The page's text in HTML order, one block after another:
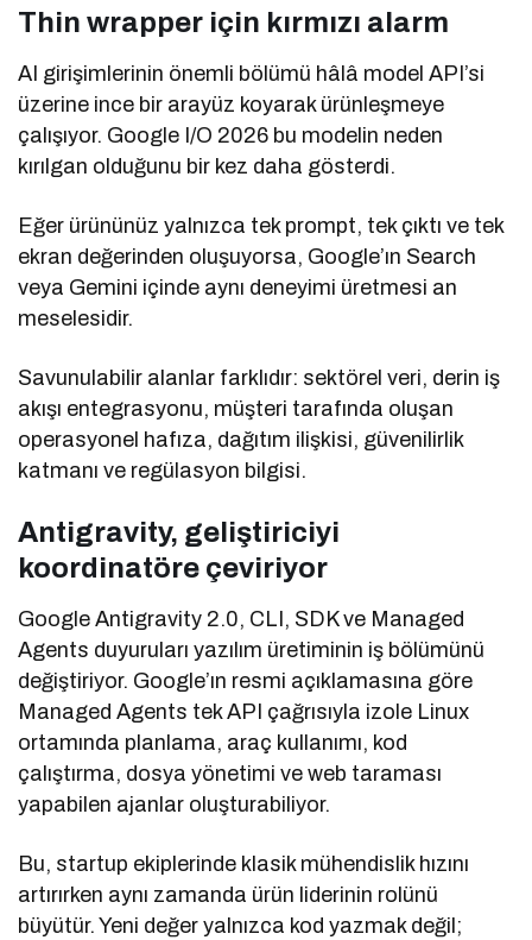
Thin wrapper için kırmızı alarm
AI girişimlerinin önemli bölümü hâlâ model API’si
üzerine ince bir arayüz koyarak ürünleşmeye
çalışıyor. Google I/O 2026 bu modelin neden
kırılgan olduğunu bir kez daha gösterdi.
Eğer ürününüz yalnızca tek prompt, tek çıktı ve tek
ekran değerinden oluşuyorsa, Google’ın Search
veya Gemini içinde aynı deneyimi üretmesi an
meselesidir.
Savunulabilir alanlar farklıdır: sektörel veri, derin iş
akışı entegrasyonu, müşteri tarafında oluşan
operasyonel hafıza, dağıtım ilişkisi, güvenilirlik
katmanı ve regülasyon bilgisi.
Antigravity, geliştiriciyi
koordinatöre çeviriyor
Google Antigravity 2.0, CLI, SDK ve Managed
Agents duyuruları yazılım üretiminin iş bölümünü
değiştiriyor. Google’ın resmi açıklamasına göre
Managed Agents tek API çağrısıyla izole Linux
ortamında planlama, araç kullanımı, kod
çalıştırma, dosya yönetimi ve web taraması
yapabilen ajanlar oluşturabiliyor.
Bu, startup ekiplerinde klasik mühendislik hızını
artırırken aynı zamanda ürün liderinin rolünü
büyütür. Yeni değer yalnızca kod yazmak değil;